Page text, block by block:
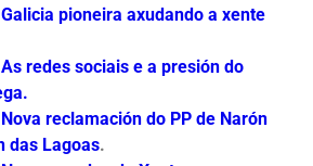
Galicia pioneira axudando a xente
As redes sociais e a presión do
Nova reclamación do PP de Narón
das Lagoas.